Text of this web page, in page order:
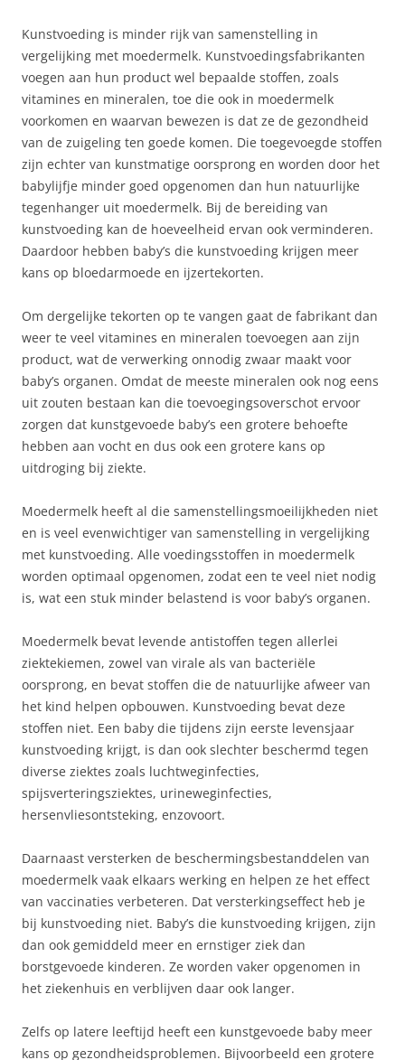
Kunstvoeding is minder rijk van samenstelling in
vergelijking met moedermelk. Kunstvoedingsfabrikanten
voegen aan hun product wel bepaalde stoffen, zoals
vitamines en mineralen, toe die ook in moedermelk
voorkomen en waarvan bewezen is dat ze de gezondheid
van de zuigeling ten goede komen. Die toegevoegde stoffen
zijn echter van kunstmatige oorsprong en worden door het
babylijfje minder goed opgenomen dan hun natuurlijke
tegenhanger uit moedermelk. Bij de bereiding van
kunstvoeding kan de hoeveelheid ervan ook verminderen.
Daardoor hebben baby’s die kunstvoeding krijgen meer
kans op bloedarmoede en ijzertekorten.
Om dergelijke tekorten op te vangen gaat de fabrikant dan
weer te veel vitamines en mineralen toevoegen aan zijn
product, wat de verwerking onnodig zwaar maakt voor
baby’s organen. Omdat de meeste mineralen ook nog eens
uit zouten bestaan kan die toevoegingsoverschot ervoor
zorgen dat kunstgevoede baby’s een grotere behoefte
hebben aan vocht en dus ook een grotere kans op
uitdroging bij ziekte.
Moedermelk heeft al die samenstellingsmoeilijkheden niet
en is veel evenwichtiger van samenstelling in vergelijking
met kunstvoeding. Alle voedingsstoffen in moedermelk
worden optimaal opgenomen, zodat een te veel niet nodig
is, wat een stuk minder belastend is voor baby’s organen.
Moedermelk bevat levende antistoffen tegen allerlei
ziektekiemen, zowel van virale als van bacteriële
oorsprong, en bevat stoffen die de natuurlijke afweer van
het kind helpen opbouwen. Kunstvoeding bevat deze
stoffen niet. Een baby die tijdens zijn eerste levensjaar
kunstvoeding krijgt, is dan ook slechter beschermd tegen
diverse ziektes zoals luchtweginfecties,
spijsverteringsziektes, urineweginfecties,
hersenvliesontsteking, enzovoort.
Daarnaast versterken de beschermingsbestanddelen van
moedermelk vaak elkaars werking en helpen ze het effect
van vaccinaties verbeteren. Dat versterkingseffect heb je
bij kunstvoeding niet. Baby’s die kunstvoeding krijgen, zijn
dan ook gemiddeld meer en ernstiger ziek dan
borstgevoede kinderen. Ze worden vaker opgenomen in
het ziekenhuis en verblijven daar ook langer.
Zelfs op latere leeftijd heeft een kunstgevoede baby meer
kans op gezondheidsproblemen. Bijvoorbeeld een grotere